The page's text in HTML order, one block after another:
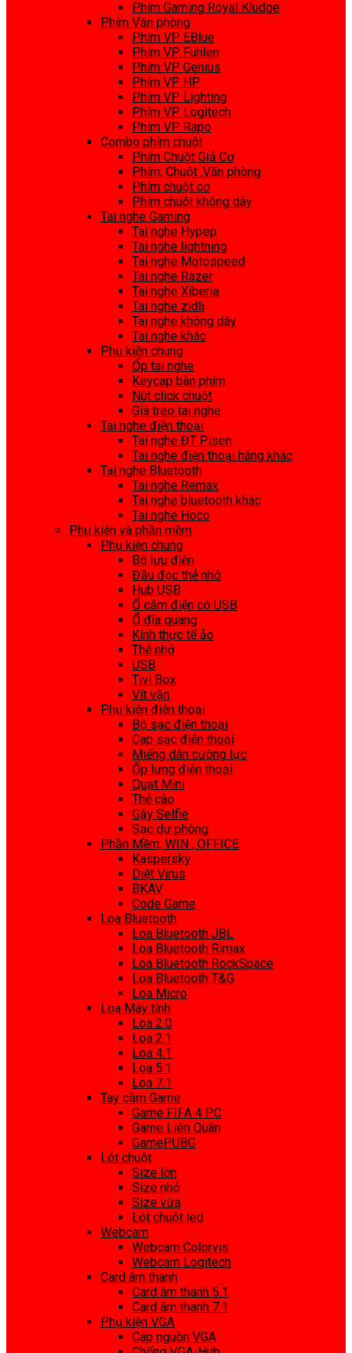
Phím Gaming Royal Kludge
Phím Văn phòng
Phím VP EBlue
Phím VP Fuhlen
Phím VP Genius
Phím VP HP
Phím VP Lighting
Phím VP Logitech
Phím VP Rapo
Combo phím chuột
Phím Chuột Giả Cơ
Phím, Chuột ,Văn phòng
Phím chuột cơ
Phím chuột không dây
Tai nghe Gaming
Tai nghe Hypep
Tai nghe lightning
Tai nghe Motospeed
Tai nghe Razer
Tai nghe Xiberia
Tai nghe zidli
Tai nghe không dây
Tai nghe khác
Phụ kiện chung
Ốp tai nghe
Keycap bàn phím
Nút click chuột
Giá treo tai nghe
Tai nghe điện thoại
Tai nghe ĐT Pisen
Tai nghe điện thoại hãng khác
Tai nghe Bluetooth
Tai nghe Remax
Tai nghe bluetooth khác
Tai nghe Hoco
Phụ kiện và phần mềm
Phụ kiện chung
Bộ lưu điện
Đầu đọc thẻ nhớ
Hub USB
Ổ cắm điện có USB
Ổ đĩa quang
Kính thực tế ảo
Thẻ nhớ
USB
Tivi Box
Vít vặn
Phụ kiện điện thoại
Bộ sạc điện thoại
Cap sạc điện thoại
Miếng dán cường lực
Ốp lưng điện thoại
Quạt Mini
Thẻ cào
Gậy Selfie
Sạc dự phòng
Phần Mềm, WIN , OFFICE
Kaspersky
Diệt Virus
BKAV
Code Game
Loa Bluetooth
Loa Bluetooth JBL
Loa Bluetooth Rimax
Loa Bluetooth RockSpace
Loa Bluetooth T&G
Loa Micro
Loa Máy tính
Loa 2.0
Loa 2.1
Loa 4.1
Loa 5.1
Loa 7.1
Tay cầm Game
Game FIFA 4 PC
Game Liên Quân
GamePUBG
Lót chuột
Size lớn
Size nhỏ
Size vừa
Lót chuột led
Webcam
Webcam Colorvis
Webcam Logitech
Card âm thanh
Card âm thanh 5.1
Card âm thanh 7.1
Phụ kiện VGA
Cáp nguồn VGA